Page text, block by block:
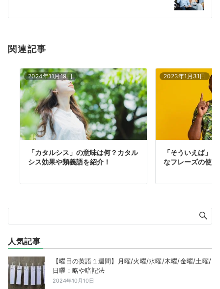
ン
関連記事
2024年11月19日
「カタルシス」の意味は何？カタル
シス効果や類義語を紹介！
2023年1月31日
「そういえば」
なフレーズの使
人気記事
【曜日の英語１週間】月曜/火曜/水曜/木曜/金曜/土曜/
日曜：略や暗記法
2024年10月10日